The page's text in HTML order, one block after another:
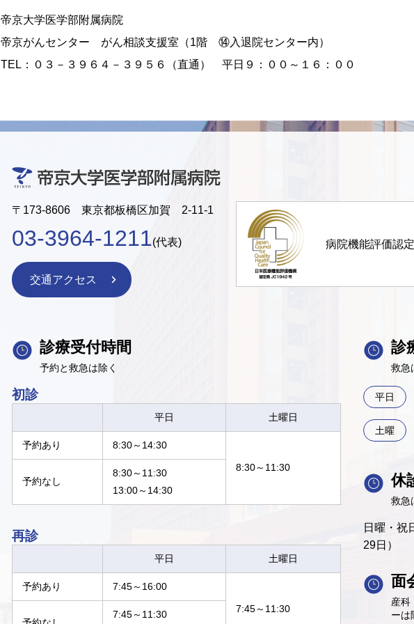
帝京大学医学部附属病院
帝京がんセンター がん相談支援室（1階 ⑭入退院センター内）
TEL：０３－３９６４－３９５６（直通） 平日９：００～１６：００
〒173-8606 東京都板橋区加賀 2-11-1
03-3964-1211(代表)
交通アクセス
病院機能評価認
診療受付時間
予約と救急は除く
初診
平日 土曜日
予約あり
8:30～14:30
8:30～11:30
予約なし
8:30～11:30
13:00～14:30
再診
平日 土曜日
予約あり
7:45～16:00
7:45～11:30
7:45～11:30
診
救急
平日
土曜
休
救急
日曜・祝
29日）
面
産科
ーは